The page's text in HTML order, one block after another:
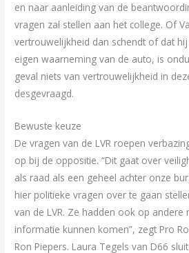
en naar aanleiding van de
vragen zal stellen aan het college. Of
vertrouwelijkheid dan schendt of dat
eigen waarneming van de auto, is
geval niets van vertrouwelijkheid in
desgevraagd.
Bewuste keuze
De vragen van de LVR roepen
op bij de oppositie. “Dit gaat over
als raad als een geheel achter onze
hier politieke vragen over te gaan
van de LVR. Ze hadden ook op andere
informatie kunnen komen”, zegt Pro
Ron Piepers. Laura Tegels van D66 sluit